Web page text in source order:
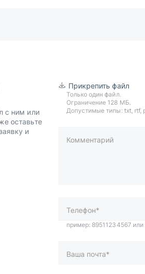
с ним или
оставьте
и
Прикрепить файл
Только один файл.
Ограничение 128 МБ.
Допустимые типы: txt, rtf,
Комментарий
пример: 89511234567 или